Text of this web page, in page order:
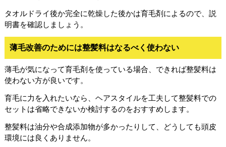
タオルドライ後か完全に乾燥した後かは育毛剤によるので、説
明書を確認しましょう。
薄毛改善のためには整髪料はなるべく使わない
薄毛が気になって育毛剤を使っている場合、できれば整髪料は
使わない方が良いです。
育毛に力を入れたいなら、ヘアスタイルを工夫して整髪料での
セットは省略できないか検討するのをおすすめします。
整髪料は油分や合成添加物が多かったりして、どうしても頭皮
環境には良くありません。